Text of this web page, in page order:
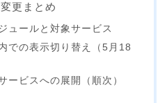
更まとめ
ュールと対象サービス
での表示切り替え（5月18
ービスへの展開（順次）